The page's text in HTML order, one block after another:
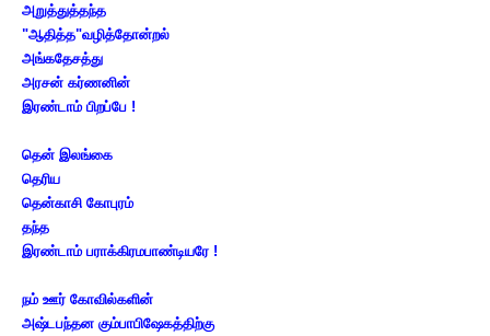
அறுத்துத்தந்த
"ஆதித்த"வழித்தோன்றல்
அங்கதேசத்து
அரசன் கர்ணனின்
இரண்டாம் பிறப்பே !
தென் இலங்கை
தெரிய
தென்காசி கோபுரம்
தந்த
இரண்டாம் பராக்கிரமபாண்டியரே !
நம் ஊர் கோவில்களின்
அஷ்டபந்தன கும்பாபிஷேகத்திற்கு